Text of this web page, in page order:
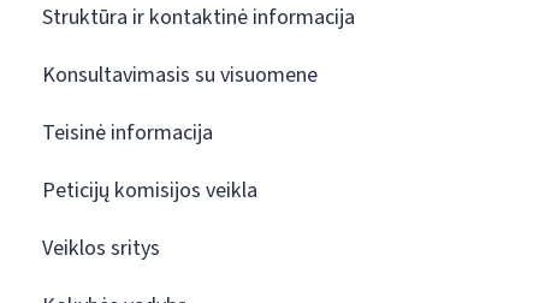
Struktūra ir kontaktinė informacija
Konsultavimasis su visuomene
Teisinė informacija
Peticijų komisijos veikla
Veiklos sritys